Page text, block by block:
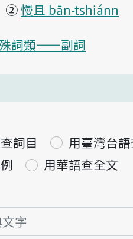
②慢且 bān-tshiánn
詞類——副詞
詞目
用臺灣台
用華語查全文